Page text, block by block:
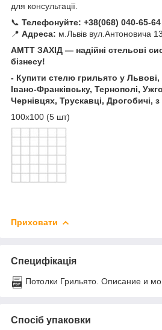
для консультації.
📞 Телефонуйте: +38(068) 040-65-64
📍 Адреса: м.Львів вул.Антоновича
АМТТ ЗАХІД — надійні стельові
бізнесу!
- Купити стелю грильято у
Івано-Франківську, Тернополі,
Чернівцях, Трускавці, Дрогобичі,
100х100 (5 шт)
Приховати
Специфікація
Потолки Грильято. Описание и
Спосіб упаковки